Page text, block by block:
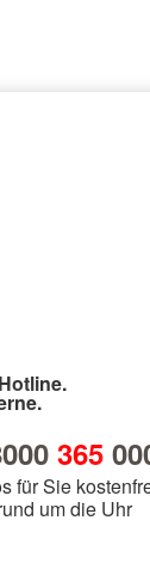
365
für Sie
um die Uhr